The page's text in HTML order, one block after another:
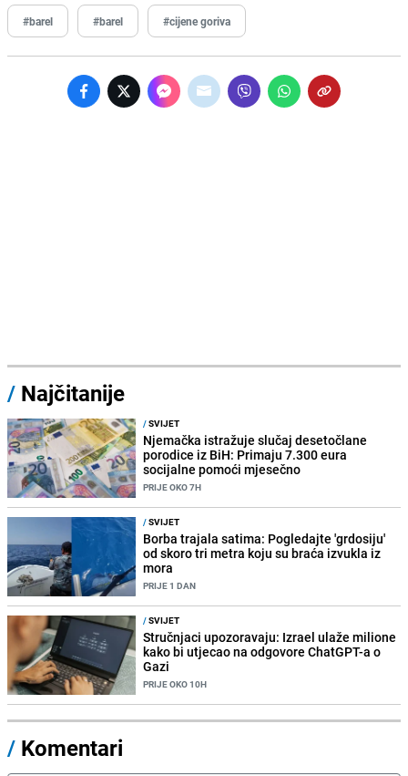
#barel #barel #cijene goriva
/ Najčitanije
/SVIJET
Njemačka istražuje slučaj desetočlane
porodice iz BiH: Primaju 7.300 eura
socijalne pomoći mjesečno
PRIJE OKO 7H
/SVIJET
Borba trajala satima: Pogledajte 'grdosiju'
od skoro tri metra koju su braća izvukla iz
mora
PRIJE 1 DAN
/SVIJET
Stručnjaci upozoravaju: Izrael ulaže milione
kako bi utjecao na odgovore ChatGPT-a o
Gazi
PRIJE OKO 10H
/ Komentari